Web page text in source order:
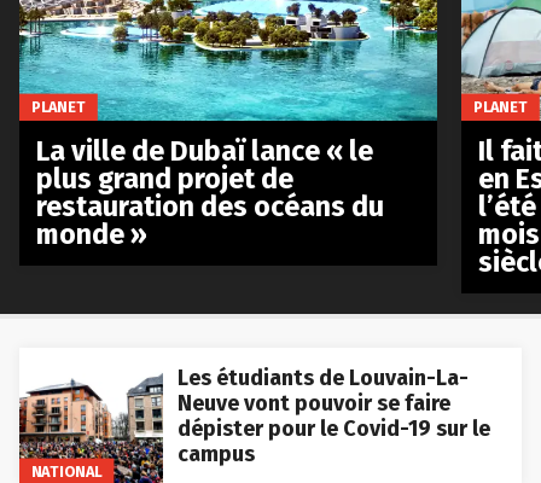
NATIONAL
Les étudiants de Louvain-La-
Neuve vont pouvoir se faire
dépister pour le Covid-19 sur le
campus
PLANET
La ville de Dubaï lance « le
plus grand projet de
restauration des océans du
monde »
PLANET
Il
en